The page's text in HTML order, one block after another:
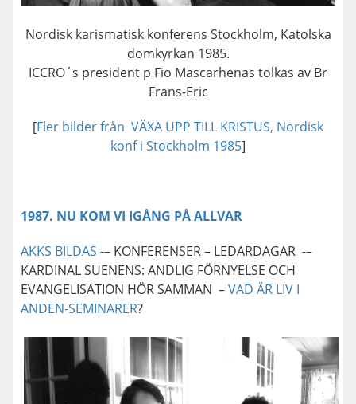
Nordisk karismatisk konferens Stockholm, Katolska
domkyrkan 1985.
ICCRO´s president p Fio Mascarhenas tolkas av Br
Frans-Eric
[Fler bilder från VÄXA UPP TILL KRISTUS, Nordisk
konf i Stockholm 1985]
1987. NU KOM VI IGÅNG PÅ ALLVAR
AKKS BILDAS -– KONFERENSER – LEDARDAGAR -–
KARDINAL SUENENS: ANDLIG FÖRNYELSE OCH
EVANGELISATION HÖR SAMMAN –VAD ÄR LIV I
ANDEN-SEMINARER?